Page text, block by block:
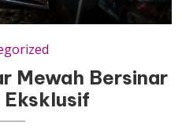
Mewah Bersinar